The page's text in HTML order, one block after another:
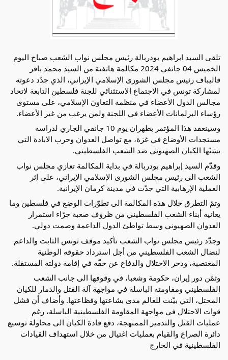
تلقى السيد ابراهيم بودربالة رئيس مجلس نواب الشعب صباح اليوم
الخميس 04 جانفي 2024 مكالمة هاتفية من السيد محمد باقر
قاليباف رئيس مجلس الشورى الإسلامي الإيراني، الذي جدّد دعوته
لمشاركة تونس في الاجتماع الاستثنائي للجنة فلسطين التابعة لاتحاد
مجالس الدول الأعضاء في منظمة التعاون الإسلامي، على مستوى
رؤساء البرلمانات الأعضاء في اللجنة ولمن يرغب من غير الأعضاء.
وسينعقد هذا المؤتمر بطهران يوم 10
جانفي الجاري لدراسة
مستجدات الأوضاع في غزة، مع تواصل العدوان وحرب الابادة التي
يشنّها الكيان الصهيوني ضد الشعب الفلسطيني.
وقدّم السيد إبراهيم بودربالة في بداية المكالمة تعازي مجلس نواب
الشعب الى رئيس مجلس الشورى الإسلامي الإيراني، على إثر
العملية الإرهابية التي جدّت في مدينة كرمان الإيرانية.
وتمّ التطرق خلال هذه المكالمة الى تطوّرات الوضع في فلسطين وما
يعانيه أبناء الشعب الفلسطيني من ظروف صعبة جرّاء استمرار
العدوان الصهيوني وسط تواطئ الدول الداعمة وصمت دولي.
وجدّد رئيس مجلس نواب الشعب تأكيد موقف تونس الثابت والداعم
لنضال الشعب الفلسطيني من أجل استرداد حقوقه الوطنية
المغتصبة، ودحر الاحتلال والدفاع عن حقّه في إقامة دولته المستقلة.
وثمّن دور إيران، حكومة وشعبا، في وقوفها الى جانب الشعب
الفلسطيني ومقاومته الباسلة في مواجهة آلة القتل والدمار للكيان
المحتل، التي بيّنت للعالم مدى بشاعتها وفظاعتها. وأضاف أن فشل
قوات الاحتلال في مواجهة المقاومة الفلسطينية الباسلة، رغم
عمليات القتل والتدمير الممنهجة، دفع قادة الكيان الى محاولة توسيع
دائرة الصراع والقيام بعمليات اغتيال من خلال استهداف القيادات
الفلسطينية في الخارج